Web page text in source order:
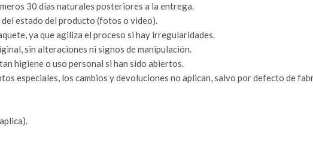
30 días naturales posteriores a la entrega.
estado del producto (fotos o video).
ya que agiliza el proceso si hay irregularidades.
sin alteraciones ni signos de manipulación.
higiene o uso personal si han sido abiertos.
especiales, los cambios y devoluciones no aplican, salvo por defecto de